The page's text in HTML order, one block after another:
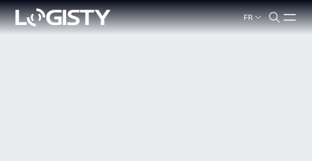
FR
search.label
Fermer